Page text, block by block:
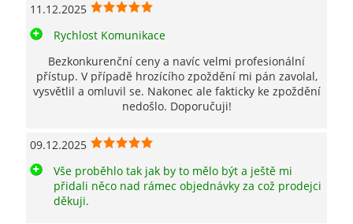
11.12.2025
Rychlost Komunikace
Bezkonkurenční ceny a navíc velmi profesionální
přístup. V případě hrozícího zpoždění mi pán zavolal,
vysvětlil a omluvil se. Nakonec ale fakticky ke zpoždění
nedošlo. Doporučuji!
09.12.2025
Vše proběhlo tak jak by to mělo být a ještě mi
přidali něco nad rámec objednávky za což prodejci
děkuji.